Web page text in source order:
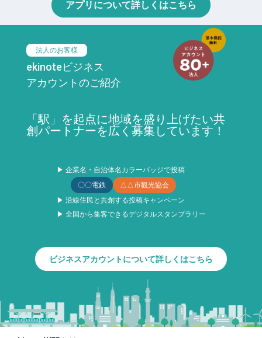
アプリについて詳しくはこちら
法人のお客様
ekinoteビジネス
アカウントのご紹介
「駅」を起点に地域を盛り上げたい共
創パートナーを広く募集しています！
▶ 企業名・自治体名カラーバッジで投稿
〇〇電鉄
△△市観光協会
▶ 沿線住民と共創する投稿キャンペーン
▶ 全国から集客できるデジタルスタンプラリー
ビジネスアカウントについて詳しくはこちら